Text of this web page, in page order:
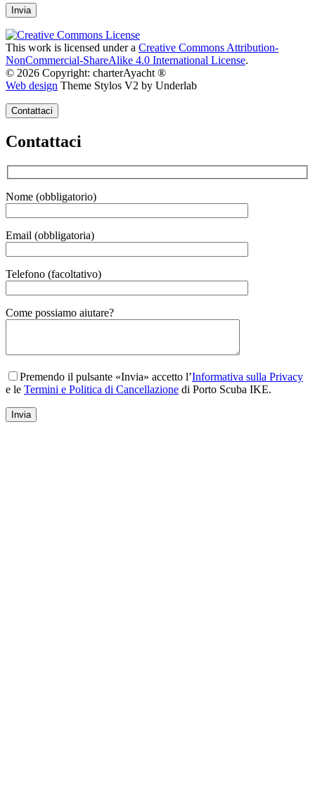
This work is licensed under a Creative Commons Attribution-
NonCommercial-ShareAlike 4.0 International License.
© 2026 Copyright: charterAyacht ®
Web design Theme Stylos V2 by Underlab
Contattaci
Contattaci
Nome (obbligatorio)
Email (obbligatoria)
Telefono (facoltativo)
Gender
Come possiamo aiutare?
Premendo il pulsante «Invia» accetto l’Informativa sulla Privacy
e le Termini e Politica di Cancellazione di Porto Scuba IKE.